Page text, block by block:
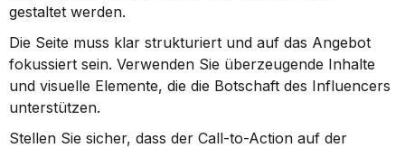
gestaltet werden.
Die Seite muss klar strukturiert und auf das Angebot
fokussiert sein. Verwenden Sie überzeugende Inhalte
und visuelle Elemente, die die Botschaft des Influencers
unterstützen.
Stellen Sie sicher, dass der Call-to-Action auf der